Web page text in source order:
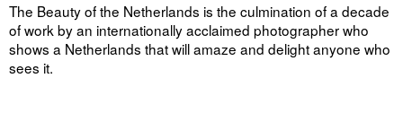
The Beauty of the Netherlands is the culmination of a decade
of work by an internationally acclaimed photographer who
shows a Netherlands that will amaze and delight anyone who
sees it.